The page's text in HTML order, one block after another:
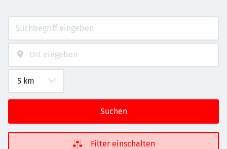
Suchen
Filter einschalten